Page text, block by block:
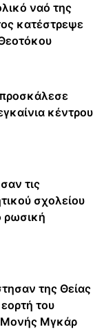
ναό της
κατέστρεψε
κέντρου
τις
σχολείου
της Θείας
του
Μονής Μγκάρ